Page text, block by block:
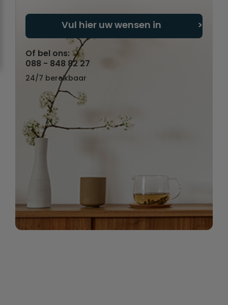
Vul hier uw wensen in
Of bel ons:
088 - 848 82 27
24/7 bereikbaar